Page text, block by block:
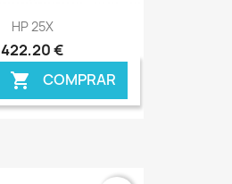
HP 25X
422,20 €
 COMPRAR